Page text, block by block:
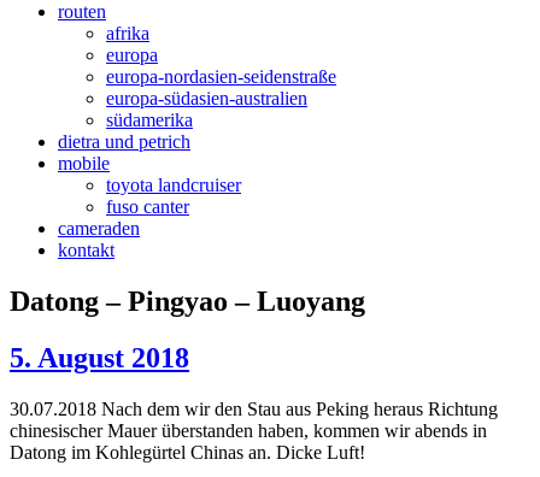
routen
afrika
europa
europa-nordasien-seidenstraße
europa-südasien-australien
südamerika
dietra und petrich
mobile
toyota landcruiser
fuso canter
cameraden
kontakt
Datong – Pingyao – Luoyang
5. August 2018
30.07.2018 Nach dem wir den Stau aus Peking heraus Richtung
chinesischer Mauer überstanden haben, kommen wir abends in
Datong im Kohlegürtel Chinas an. Dicke Luft!